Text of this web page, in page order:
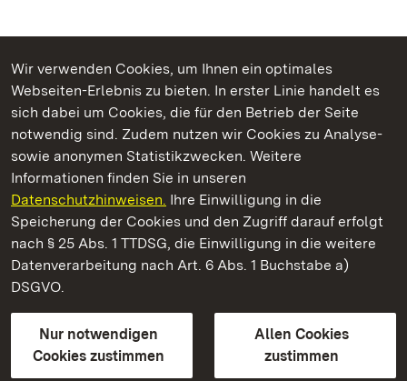
Wir verwenden Cookies, um Ihnen ein optimales
Webseiten-Erlebnis zu bieten. In erster Linie handelt es
sich dabei um Cookies, die für den Betrieb der Seite
notwendig sind. Zudem nutzen wir Cookies zu Analyse-
sowie anonymen Statistikzwecken. Weitere
Informationen finden Sie in unseren
Datenschutzhinweisen. Ihre Einwilligung in die
Speicherung der Cookies und den Zugriff darauf erfolgt
nach § 25 Abs. 1 TTDSG, die Einwilligung in die weitere
Datenverarbeitung nach Art. 6 Abs. 1 Buchstabe a)
DSGVO.
Nur notwendigen
Cookies zustimmen
Allen Cookies
zustimmen
Kommen. Staunen. Genießen.
Staatliche Schlösser und Gärten Baden‑Württemberg
Staatliche Schlösser und Gärten Baden-Württemberg
Kontakt
GebärdenspracheLeichte Sprache
Erklärung zur Barrierefreiheit
BITV-konform (geprüfte Seiten)